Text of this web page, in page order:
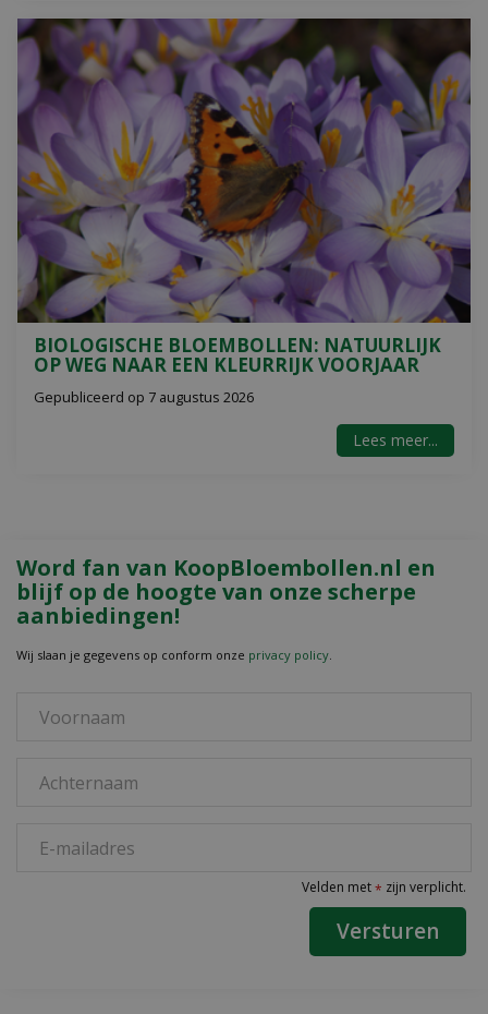
BIOLOGISCHE BLOEMBOLLEN: NATUURLIJK
OP WEG NAAR EEN KLEURRIJK VOORJAAR
Gepubliceerd op 7 augustus 2026
Lees meer...
Word fan van KoopBloembollen.nl en
blijf op de hoogte van onze scherpe
aanbiedingen!
Wij slaan je gegevens op conform onze privacy policy.
Velden met* zijn verplicht.